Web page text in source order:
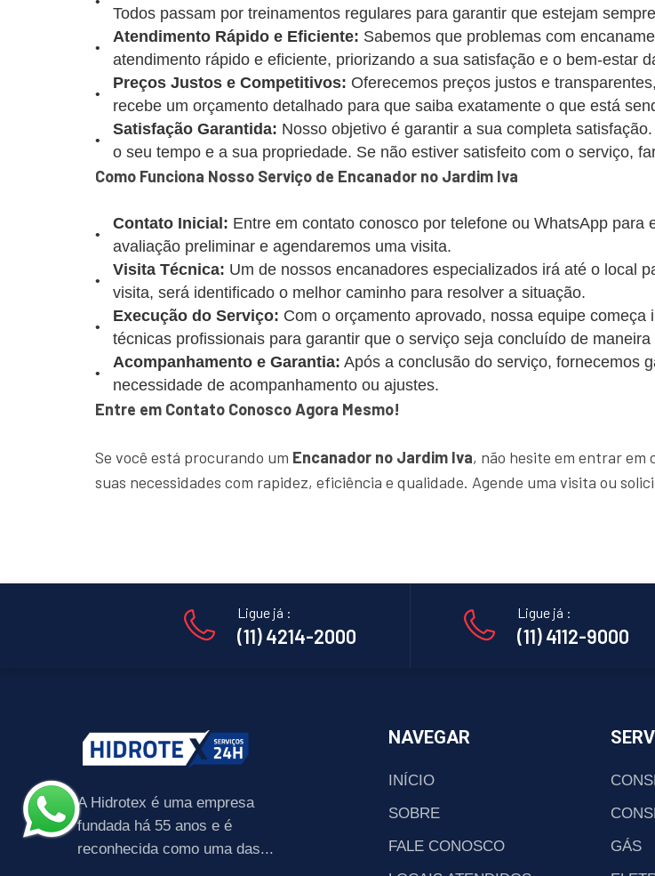
Todos passam por treinamentos regulares para garantir que estejam
Atendimento Rápido e Eficiente: Sabemos que problemas com
atendimento rápido e eficiente, priorizando a sua satisfação e o bem-estar
Preços Justos e Competitivos: Oferecemos preços justos e
recebe um orçamento detalhado para que saiba exatamente o que está
Satisfação Garantida: Nosso objetivo é garantir a sua completa
o seu tempo e a sua propriedade. Se não estiver satisfeito com o serviço,
Como Funciona Nosso Serviço de Encanador no Jardim Iva
Contato Inicial: Entre em contato conosco por telefone ou WhatsApp
avaliação preliminar e agendaremos uma visita.
Visita Técnica: Um de nossos encanadores especializados irá até o local
visita, será identificado o melhor caminho para resolver a situação.
Execução do Serviço: Com o orçamento aprovado, nossa equipe
técnicas profissionais para garantir que o serviço seja concluído de maneira
Acompanhamento e Garantia: Após a conclusão do serviço, fornecemos
necessidade de acompanhamento ou ajustes.
Entre em Contato Conosco Agora Mesmo!
Se você está procurando um Encanador no Jardim Iva, não hesite em entrar em
suas necessidades com rapidez, eficiência e qualidade. Agende uma visita ou
Ligue já :
(11) 4214-2000
Ligue já :
(11) 4112-9000
A Hidrotex é uma empresa
fundada há 55 anos e é
reconhecida como uma das...
NAVEGAR
INÍCIO
SOBRE
FALE CONOSCO
GÁS